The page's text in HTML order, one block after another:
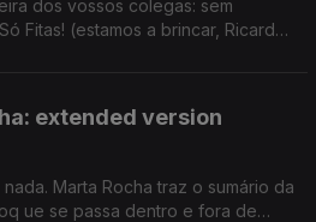
dos vossos colegas: sem
Fitas! (estamos a brincar, Ricardo
extended version
Marta Rocha traz o sumário da
ue se passa dentro e fora de